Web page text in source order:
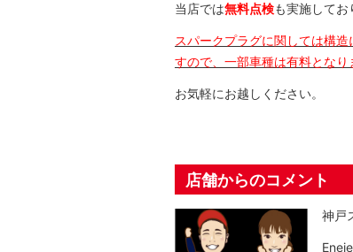
当店では無料点検も実施してお
スパークプラグに関しては構
すので、一部車種は有料となり
お気軽にお越しください。
店舗からのコメント
神戸